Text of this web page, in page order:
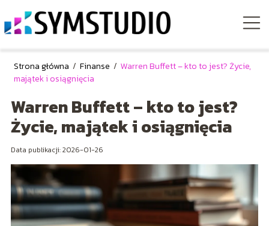
Strona główna / Finanse / Warren Buffett – kto to jest? Życie,
majątek i osiągnięcia
Warren Buffett – kto to jest?
Życie, majątek i osiągnięcia
Data publikacji: 2026-01-26